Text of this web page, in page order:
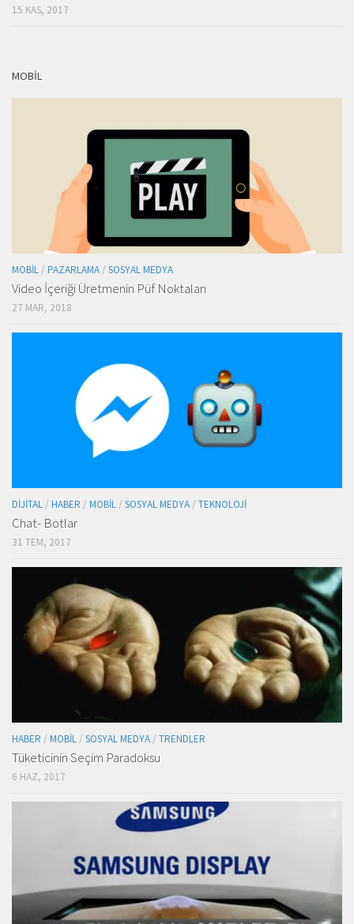
15 KAS, 2017
MOBIL
MOBIL / PAZARLAMA / SOSYAL MEDYA
Video İçeriği Üretmenin Püf Noktaları
27 MAR, 2018
DIJITAL / HABER / MOBIL / SOSYAL MEDYA / TEKNOLOJI
Chat- Botlar
31 TEM, 2017
HABER / MOBIL / SOSYAL MEDYA / TRENDLER
Tüketicinin Seçim Paradoksu
6 HAZ, 2017